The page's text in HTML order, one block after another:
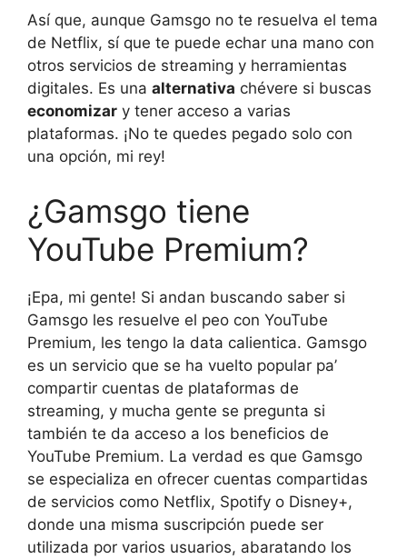
Así que, aunque Gamsgo no te resuelva el tema
de Netflix, sí que te puede echar una mano con
otros servicios de streaming y herramientas
digitales. Es una alternativa chévere si buscas
economizar y tener acceso a varias
plataformas. ¡No te quedes pegado solo con
una opción, mi rey!
¿Gamsgo tiene
YouTube Premium?
¡Epa, mi gente! Si andan buscando saber si
Gamsgo les resuelve el peo con YouTube
Premium, les tengo la data calientica. Gamsgo
es un servicio que se ha vuelto popular pa’
compartir cuentas de plataformas de
streaming, y mucha gente se pregunta si
también te da acceso a los beneficios de
YouTube Premium. La verdad es que Gamsgo
se especializa en ofrecer cuentas compartidas
de servicios como Netflix, Spotify o Disney+,
donde una misma suscripción puede ser
utilizada por varios usuarios, abaratando los